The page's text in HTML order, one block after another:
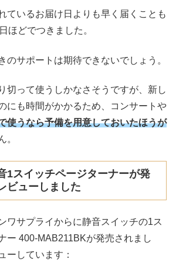
ているお届け日よりも早く届くことも
ほどでつきました。
のサポートは期待できないでしょう。
切って使うしかなさそうですが、新し
にも時間がかかるため、コンサートや
使うなら予備を用意しておいたほうが
。
1スイッチページターナーが発
ビューしました
ワサプライからに静音スイッチの1ス
ー 400-MAB211BKが発売されまし
ーしています：